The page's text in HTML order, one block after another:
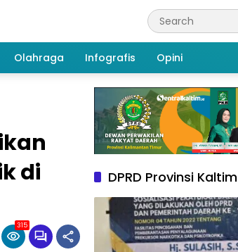
Olahraga Infografis Opini
di
315
DPRD Provinsi Kaltim